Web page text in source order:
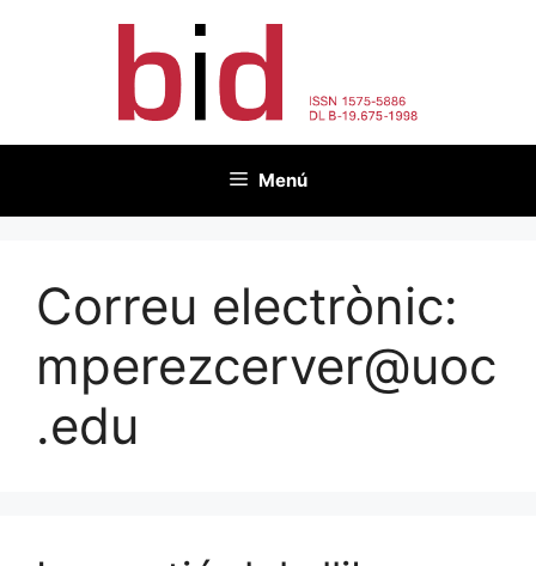
Menú
Correu electrònic:
mperezcerver@uoc
.edu